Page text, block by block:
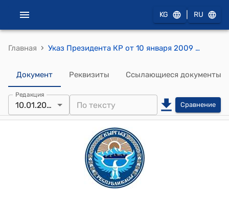
KG RU
Главная › Указ Президента КР от 10 января 2009 года№ 11 "О Ташпаевой Н.А."
Документ Реквизиты Ссылающиеся документы
Редакция
10.01.2009 Сравнение